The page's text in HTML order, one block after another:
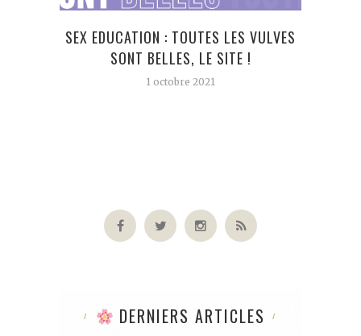
SEX EDUCATION : TOUTES LES VULVES
SONT BELLES, LE SITE !
1 octobre 2021
DERNIERS ARTICLES